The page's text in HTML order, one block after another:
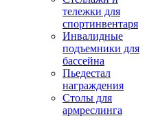
тележки для
спортинвентаря
Инвалидные
подъемники для
бассейна
Пьедестал
награждения
Столы для
армреслинга